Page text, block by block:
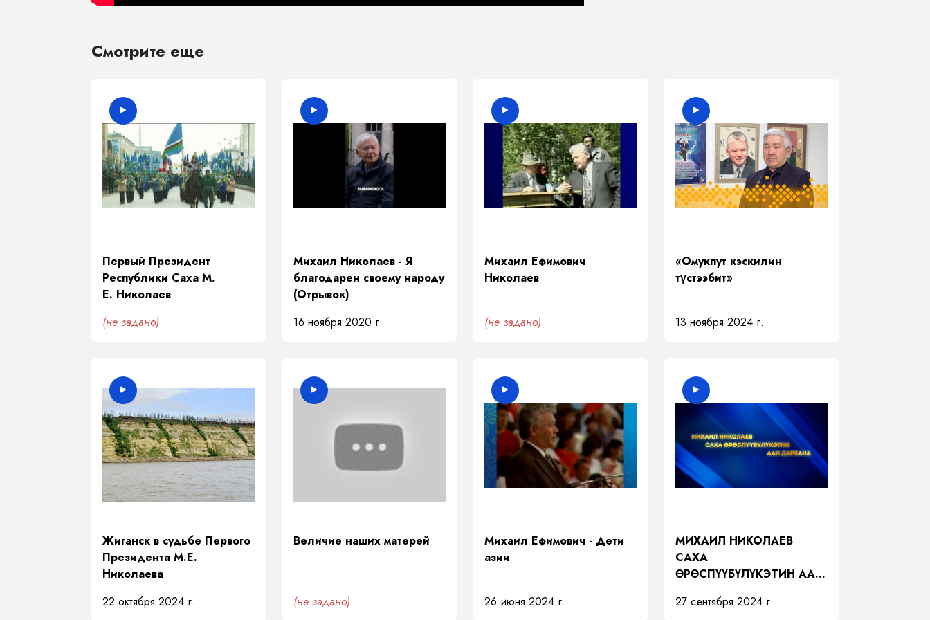
Смотрите еще
Первый Президент
Республики Саха М.
Е. Николаев
(не задано)
Михаил Николаев - Я
благодарен своему народу
(Отрывок)
16 ноября 2020 г.
Михаил Ефимович
Николаев
(не задано)
«Омукпут кэскилин
түстээбит»
13 ноября 2024 г.
Жиганск в судьбе Первого
Президента М.Е.
Николаева
22 октября 2024 г.
Величие наших матерей
(не задано)
Михаил Ефимович - Дети
азии
26 июня 2024 г.
МИХАИЛ НИКОЛАЕВ
САХА
ӨРӨСПҮҮБҮЛҮКЭТИН ААН
27 сентября 2024 г.